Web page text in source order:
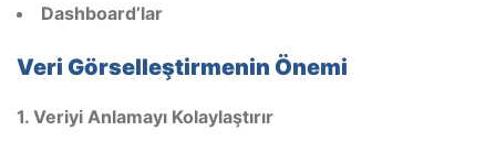
Dashboard’lar
Veri Görselleştirmenin Önemi
1. Veriyi Anlamayı Kolaylaştırır